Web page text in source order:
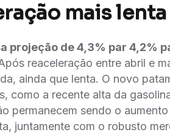
mais
projeção de 4,3% par 4,2%
reaceleração entre abril e
ainda que lenta. O novo
como a recente alta da
permanecem sendo o
juntamente com o robusto